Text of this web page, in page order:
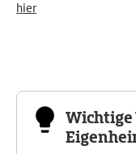
hier
Wichtige